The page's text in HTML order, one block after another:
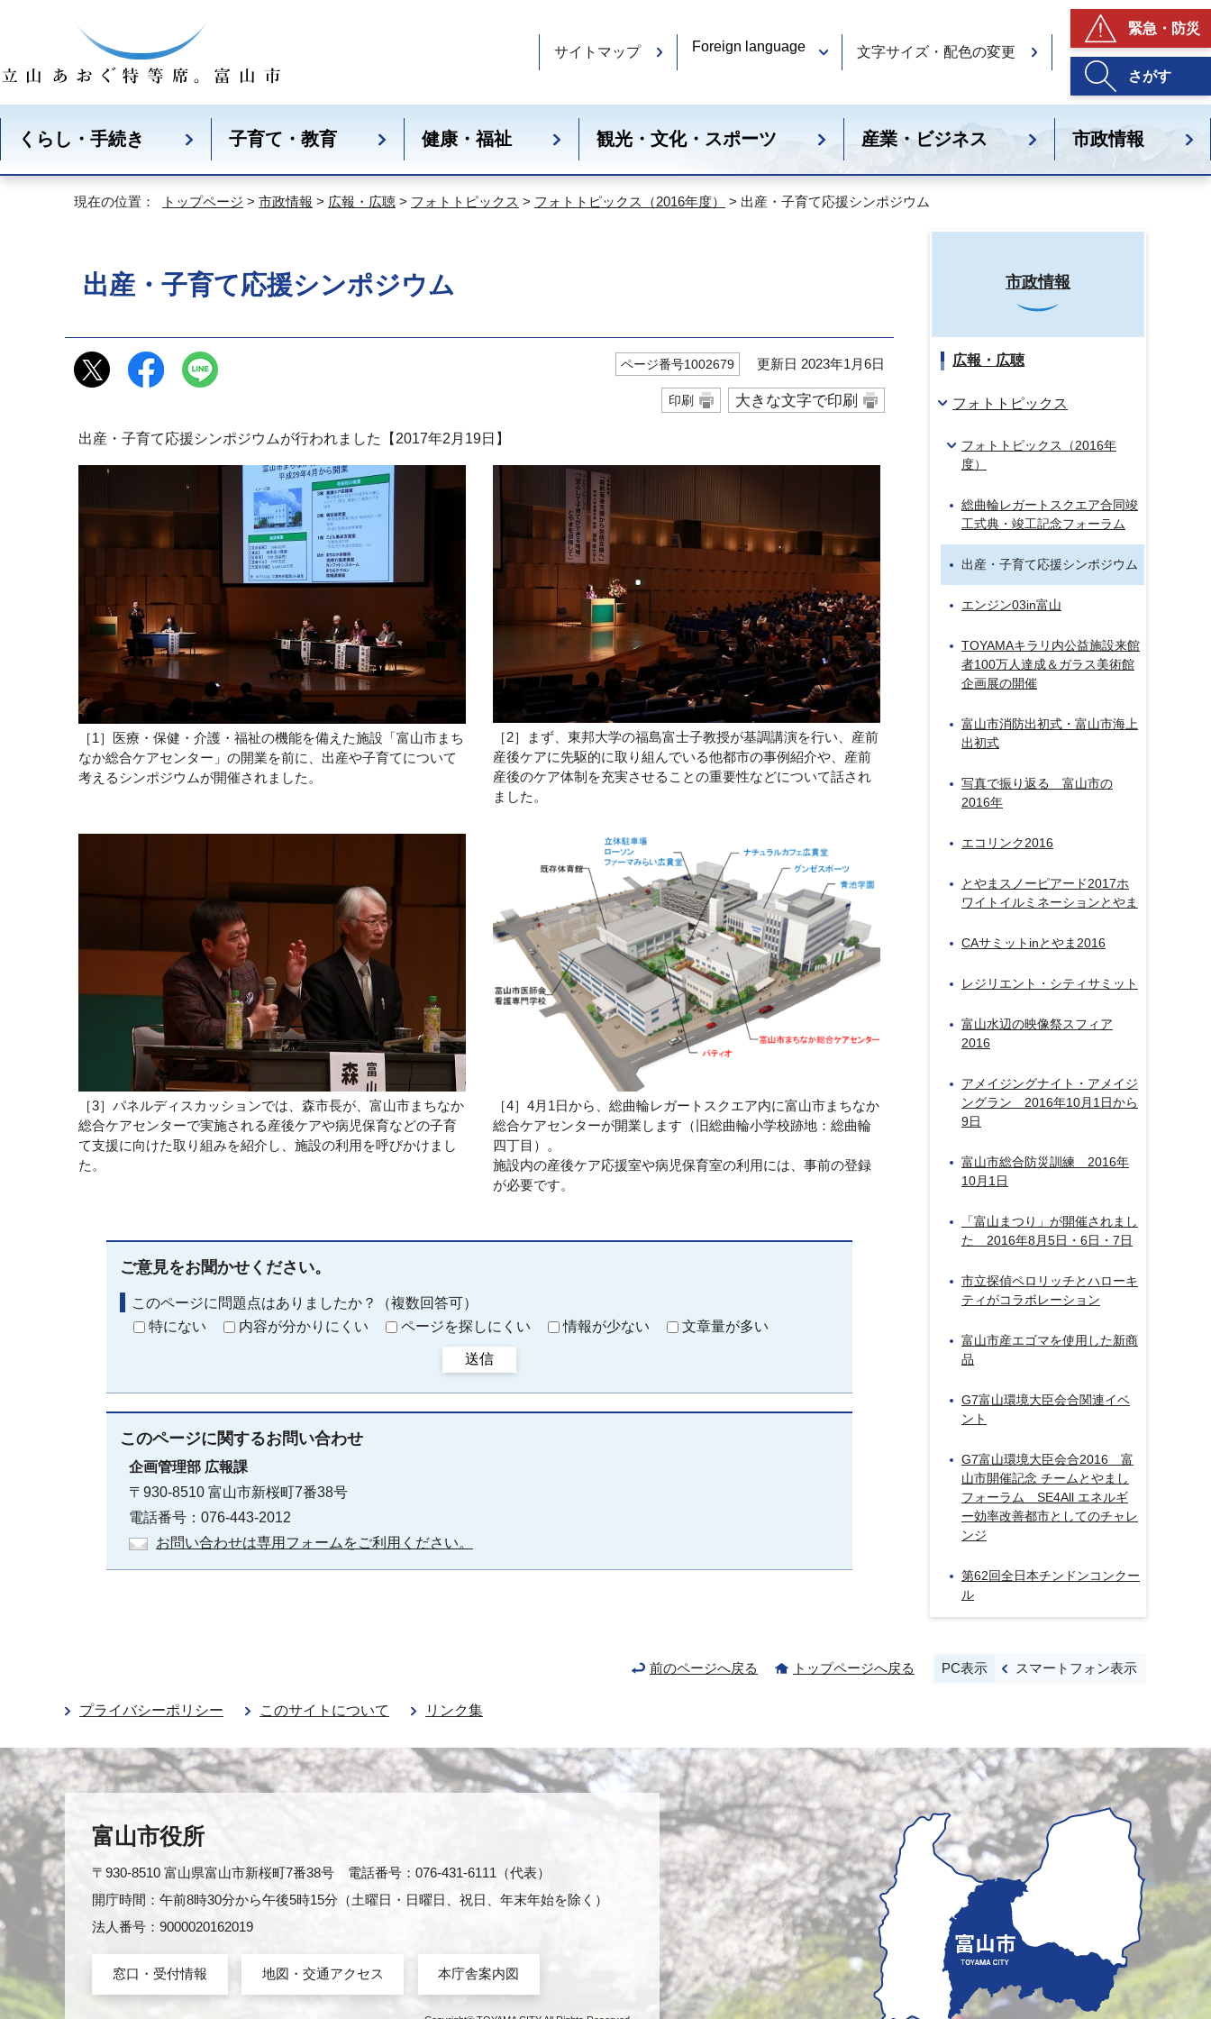
サイトマップ Foreign language 文字サイズ・配色の変更
緊急・防災
さがす
くらし・手続き 子育て・教育 健康・福祉 観光・文化・スポーツ 産業・ビジネス 市政情報
現在の位置： トップページ > 市政情報 > 広報・広聴 > フォトトピックス > フォトトピックス（2016年度） > 出産・子育て応援シンポジウム
出産・子育て応援シンポジウム
ページ番号1002679 更新日 2023年1月6日
印刷 大きな文字で印刷
出産・子育て応援シンポジウムが行われました【2017年2月19日】
［1］医療・保健・介護・福祉の機能を備えた施設「富山市まち
なか総合ケアセンター」の開業を前に、出産や子育てについて
考えるシンポジウムが開催されました。
［2］まず、東邦大学の福島富士子教授が基調講演を行い、産前
産後ケアに先駆的に取り組んでいる他都市の事例紹介や、産前
産後のケア体制を充実させることの重要性などについて話され
ました。
［3］パネルディスカッションでは、森市長が、富山市まちなか
総合ケアセンターで実施される産後ケアや病児保育などの子育
て支援に向けた取り組みを紹介し、施設の利用を呼びかけまし
た。
［4］4月1日から、総曲輪レガートスクエア内に富山市まちなか
総合ケアセンターが開業します（旧総曲輪小学校跡地：総曲輪
四丁目）。
施設内の産後ケア応援室や病児保育室の利用には、事前の登録
が必要です。
ご意見をお聞かせください。
このページに問題点はありましたか？（複数回答可）
特にない
内容が分かりにくい ページを探しにくい 情報が少ない 文章量が多い
送信
このページに関するお問い合わせ
企画管理部 広報課
〒930-8510 富山市新桜町7番38号
電話番号：076-443-2012
お問い合わせは専用フォームをご利用ください。
市政情報
広報・広聴
フォトトピックス
フォトトピックス（2016年
度）
総曲輪レガートスクエア合同竣
工式典・竣工記念フォーラム
出産・子育て応援シンポジウム
エンジン03in富山
TOYAMAキラリ内公益施設来館
者100万人達成＆ガラス美術館
企画展の開催
富山市消防出初式・富山市海上
出初式
写真で振り返る 富山市の
2016年
エコリンク2016
とやまスノーピアード2017ホ
ワイトイルミネーションとやま
CAサミットinとやま2016
レジリエント・シティサミット
富山水辺の映像祭スフィア
2016
アメイジングナイト・アメイジ
ングラン 2016年10月1日から
9日
富山市総合防災訓練 2016年
10月1日
「富山まつり」が開催されまし
た 2016年8月5日・6日・7日
市立探偵ペロリッチとハローキ
ティがコラボレーション
富山市産エゴマを使用した新商
品
G7富山環境大臣会合関連イベ
ント
G7富山環境大臣会合2016 富
山市開催記念 チームとやまし
フォーラム SE4All エネルギ
ー効率改善都市としてのチャレ
ンジ
第62回全日本チンドンコンクー
ル
前のページへ戻る トップページへ戻る PC表示 スマートフォン表示
プライバシーポリシー このサイトについて リンク集
富山市役所
〒930-8510 富山県富山市新桜町7番38号 電話番号：076-431-6111（代表）
開庁時間：午前8時30分から午後5時15分（土曜日・日曜日、祝日、年末年始を除く）
法人番号：9000020162019
窓口・受付情報 地図・交通アクセス 本庁舎案内図